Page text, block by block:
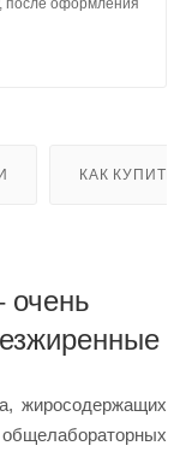
КАК КУПИТЬ
жиросодержащих